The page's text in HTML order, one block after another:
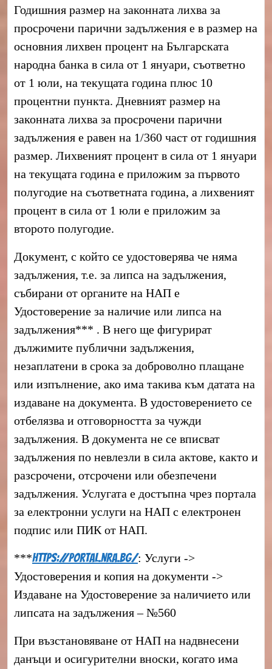
Годишния размер на законната лихва за
просрочени парични задължения е в размер на
основния лихвен процент на Българската
народна банка в сила от 1 януари, съответно
от 1 юли, на текущата година плюс 10
процентни пункта. Дневният размер на
законната лихва за просрочени парични
задължения е равен на 1/360 част от годишния
размер. Лихвеният процент в сила от 1 януари
на текущата година e приложим за първото
полугодие на съответната година, а лихвеният
процент в сила от 1 юли e приложим за
второто полугодие.
Документ, с който се удостоверява че няма
задължения, т.е. за липса на задължения,
събирани от органите на НАП е
Удостоверение за наличие или липса на
задължения*** . В него ще фигурират
дължимите публични задължения,
незаплатени в срока за доброволно плащане
или изпълнение, ако има такива към датата на
издаване на документа. В удостоверението се
отбелязва и отговорността за чужди
задължения. В документа не се вписват
задължения по невлезли в сила актове, както и
разсрочени, отсрочени или обезпечени
задължения. Услугата е достъпна чрез портала
за електронни услуги на НАП с електронен
подпис или ПИК от НАП.
***https://portal.nra.bg/: Услуги ->
Удостоверения и копия на документи ->
Издаване на Удостоверение за наличието или
липсата на задължения – №560
При възстановяване от НАП на надвнесени
данъци и осигурителни вноски, когато има